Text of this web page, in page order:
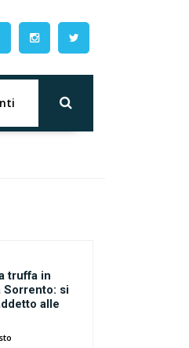
truffa in
Sorrento: si
alle